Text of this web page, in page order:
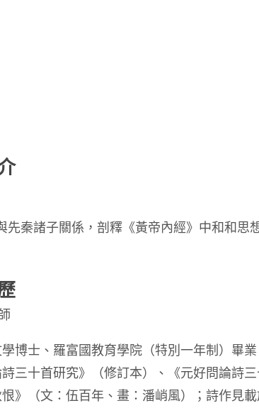
秦諸子關係，剖釋《黃帝內經》中和和思
博士、羅富國教育學院（特別一年制）畢
三十首研究》（修訂本）、《元好問論詩
》（文：伍百年、畫：潘峭風）；詩作見